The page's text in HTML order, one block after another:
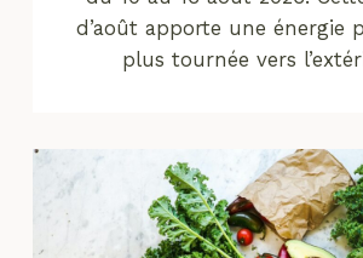
d’août apporte une énergie
plus tournée vers